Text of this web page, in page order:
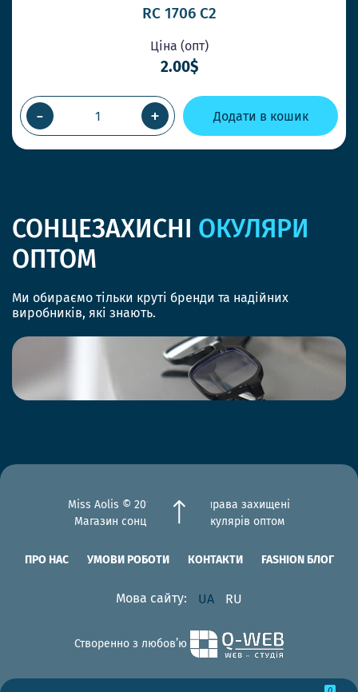
RC 1706 C2
Ціна (опт)
2.00$
- + Додати в кошик
СОНЦЕЗАХИСНІ ОКУЛЯРИ
ОПТОМ
Ми обираємо тільки круті бренди та надійних
виробників, які знають.
Miss Aolis © 2012-2026 Всі права захищені
Магазин сонцезахисних окулярів оптом
ПРО НАС УМОВИ РОБОТИ КОНТАКТИ FASHION БЛОГ
Мова сайту: UA RU
Створенно з любов’ю